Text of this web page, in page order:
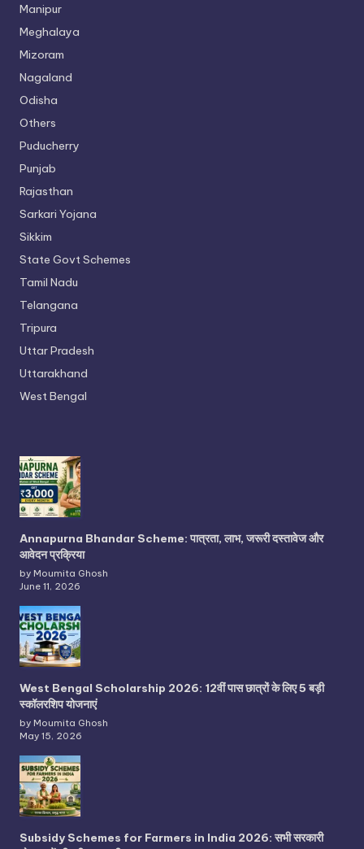
Manipur
Meghalaya
Mizoram
Nagaland
Odisha
Others
Puducherry
Punjab
Rajasthan
Sarkari Yojana
Sikkim
State Govt Schemes
Tamil Nadu
Telangana
Tripura
Uttar Pradesh
Uttarakhand
West Bengal
Annapurna Bhandar Scheme: पात्रता, लाभ, जरूरी दस्तावेज और
आवेदन प्रक्रिया
by Moumita Ghosh
June 11, 2026
West Bengal Scholarship 2026: 12वीं पास छात्रों के लिए 5 बड़ी
स्कॉलरशिप योजनाएं
by Moumita Ghosh
May 15, 2026
Subsidy Schemes for Farmers in India 2026: सभी सरकारी